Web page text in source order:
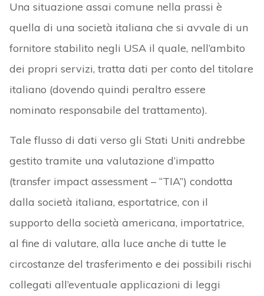
Una situazione assai comune nella prassi è
quella di una società italiana che si avvale di un
fornitore stabilito negli USA il quale, nell’ambito
dei propri servizi, tratta dati per conto del titolare
italiano (dovendo quindi peraltro essere
nominato responsabile del trattamento).
Tale flusso di dati verso gli Stati Uniti andrebbe
gestito tramite una valutazione d’impatto
(transfer impact assessment – “TIA”) condotta
dalla società italiana, esportatrice, con il
supporto della società americana, importatrice,
al fine di valutare, alla luce anche di tutte le
circostanze del trasferimento e dei possibili rischi
collegati all’eventuale applicazioni di leggi